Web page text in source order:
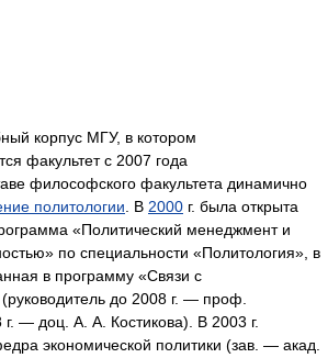
корпус МГУ, в котором
факультет с 2007 года
философского факультета динамично
политологии. В 2000 г. была открыта
«Политический менеджмент и
по специальности «Политология», в
в программу «Связи с
до 2008 г. — проф.
г. — доц. А. А. Костикова). В 2003 г.
экономической политики (зав. — акад.